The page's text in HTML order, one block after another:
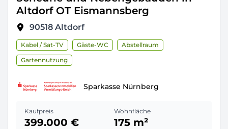
Altdorf OT Eismannsberg
90518 Altdorf
Kabel / Sat-TV Gäste-WC
Abstellraum
Gartennutzung
Sparkasse Nürnberg
Kaufpreis
399.000 €
Wohnfläche
175 m²